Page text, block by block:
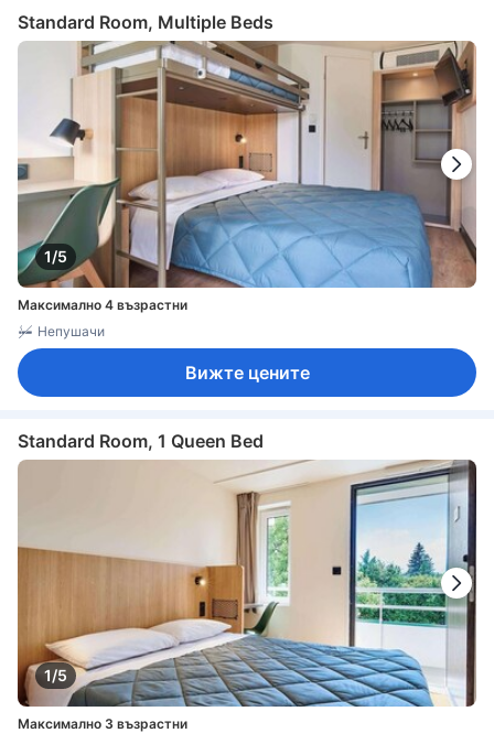
Standard Room, Multiple Beds
1/5
Максимално 4 възрастни
Непушачи
Вижте цените
Standard Room, 1 Queen Bed
1/5
Максимално 3 възрастни